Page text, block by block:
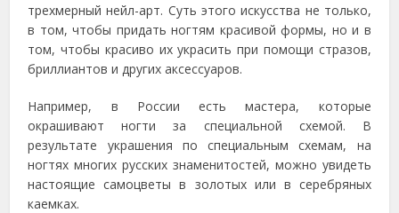
трехмерный нейл-арт. Суть этого искусства не только,
в том, чтобы придать ногтям красивой формы, но и в
том, чтобы красиво их украсить при помощи стразов,
бриллиантов и других аксессуаров.
Например, в России есть мастера, которые
окрашивают ногти за специальной схемой. В
результате украшения по специальным схемам, на
ногтях многих русских знаменитостей, можно увидеть
настоящие самоцветы в золотых или в серебряных
каемках.